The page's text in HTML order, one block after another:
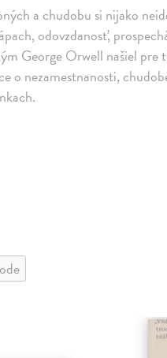
a chudobu si nijako
odovzdanosť,
George Orwell našiel pre
o nezamestnanosti,